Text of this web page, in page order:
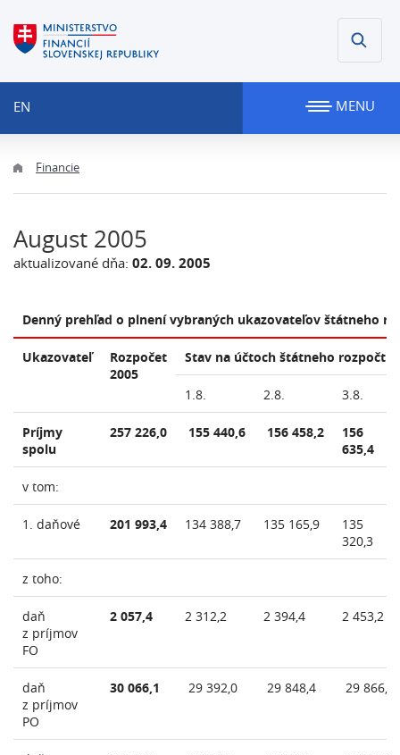
EN MENU
Financie
August 2005
aktualizované dňa: 02. 09. 2005
Denný prehľad o plnení vybraných ukazovateľov štátneho
Ukazovateľ
Rozpočet
2005
Stav na účtoch štátneho rozpočtu
1.8. 2.8. 3.8.
Príjmy
spolu
257 226,0 155 440,6 156 458,2
156
635,4
v tom:
1. daňové 201 993,4 134 388,7 135 165,9
135
320,3
z toho:
daň
z príjmov
FO
2 057,4 2 312,2 2 394,4 2 453,2
daň
z príjmov
PO
30 066,1 29 392,0 29 848,4 29 866,6